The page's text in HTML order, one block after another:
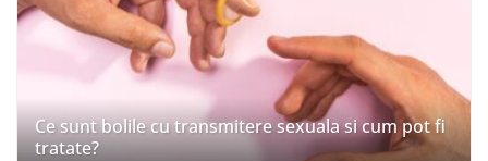
Ce sunt bolile cu transmitere sexuala si cum pot fi
tratate?